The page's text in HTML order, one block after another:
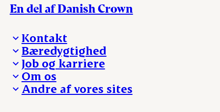
En del af Danish Crown
Kontakt
Besøg Danish Crown
Presse og nyheder
Reklamationer
Whistleblower
Øvrige henvendelser
Bæredygtighed
Fra jord til bord
Hverdagen
Ansvarlighed og nøgletal
Job og karriere
Arbejd med os
Ledige stillinger
Om os
Hvem er vi
Andre af vores sites